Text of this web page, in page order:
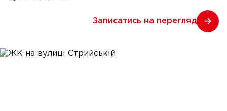
Записатись на перегляд